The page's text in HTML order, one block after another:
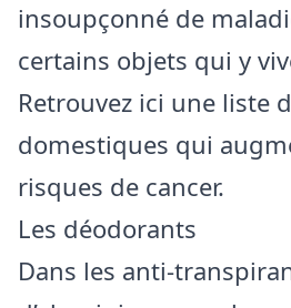
insoupçonné de
certains objets qui y
Retrouvez ici une liste
domestiques qui
risques de cancer.
Les déodorants
Dans les anti-